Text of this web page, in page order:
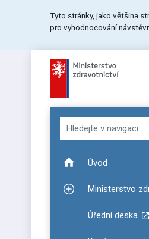
Tyto stránky, jako většina
pro vyhodnocování
Hledat v navigaci
Úvod
Zobrazit podmenu
Ministerstvo
Úřední deska